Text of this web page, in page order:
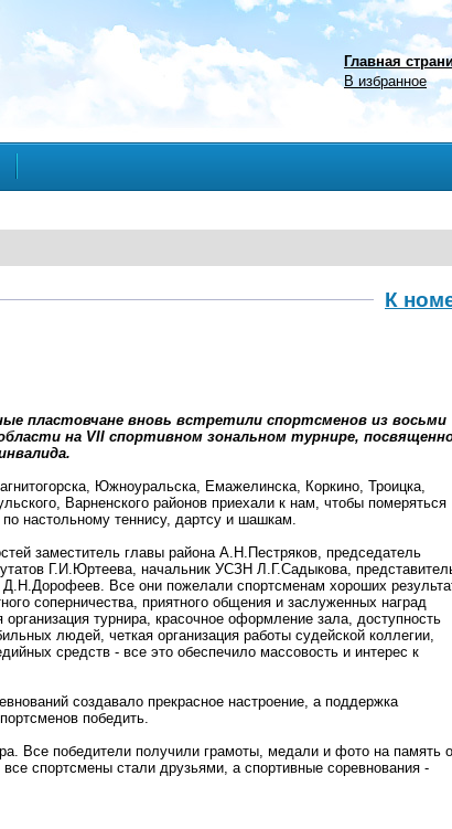
Главная
В избранное
К
пластовчане вновь встретили спортсменов из восьми
на VII спортивном зональном турнире,
Южноуральска, Емажелинска, Коркино, Троицка,
Варненского районов приехали к нам, чтобы померяться
настольному теннису, дартсу и шашкам.
заместитель главы района А.Н.Пестряков, председатель
Г.И.Юртеева, начальник УСЗН Л.Г.Садыкова,
Все они пожелали спортсменам хороших
соперничества, приятного общения и заслуженных наград
турнира, красочное оформление зала, доступность
людей, четкая организация работы судейской коллегии,
средств - все это обеспечило массовость и интерес к
создавало прекрасное настроение, а поддержка
победить.
Все победители получили грамоты, медали и фото на память о
спортсмены стали друзьями, а спортивные соревнования -